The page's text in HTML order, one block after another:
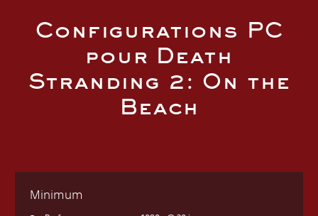
Configurations PC
pour Death
Stranding 2: On the
Beach
Minimum